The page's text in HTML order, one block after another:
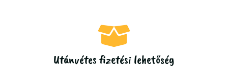
Utánvétes fizetési lehetőség